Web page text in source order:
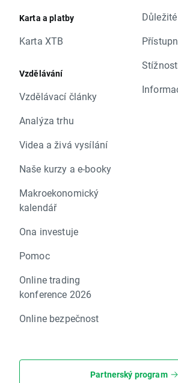
Karta a platby
Karta XTB
Vzdělávání
Vzdělávací články
Analýza trhu
Videa a živá vysílání
Naše kurzy a e-booky
Makroekonomický
kalendář
Ona investuje
Pomoc
Online trading
konference 2026
Online bezpečnost
Partnerský program